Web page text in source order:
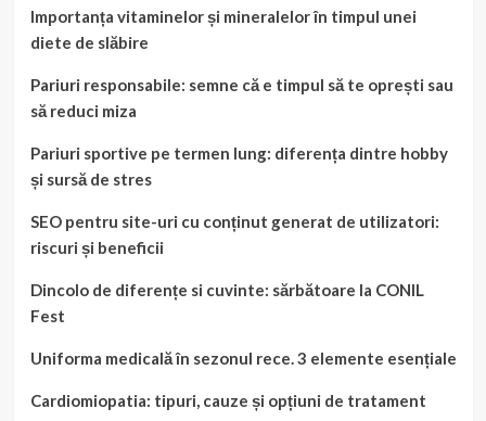
Importanța vitaminelor și mineralelor în timpul unei
diete de slăbire
Pariuri responsabile: semne că e timpul să te oprești sau
să reduci miza
Pariuri sportive pe termen lung: diferența dintre hobby
și sursă de stres
SEO pentru site-uri cu conținut generat de utilizatori:
riscuri și beneficii
Dincolo de diferențe si cuvinte: sărbătoare la CONIL
Fest
Uniforma medicală în sezonul rece. 3 elemente esențiale
Cardiomiopatia: tipuri, cauze și opțiuni de tratament